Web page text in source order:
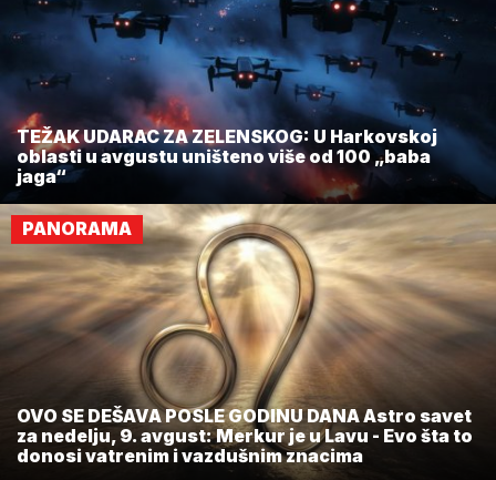
TEŽAK UDARAC ZA ZELENSKOG: U Harkovskoj
oblasti u avgustu uništeno više od 100 „baba
jaga“
PANORAMA
OVO SE DEŠAVA POSLE GODINU DANA Astro savet
za nedelju, 9. avgust: Merkur je u Lavu - Evo šta to
donosi vatrenim i vazdušnim znacima